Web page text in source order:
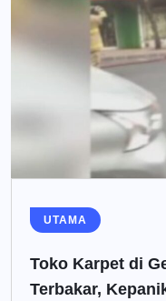
UTAMA
Toko Karpet di
Terbakar,